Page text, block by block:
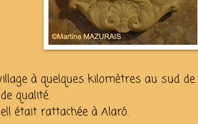
à quelques kilomètres au sud de
de qualité.
était rattachée à Alaró.